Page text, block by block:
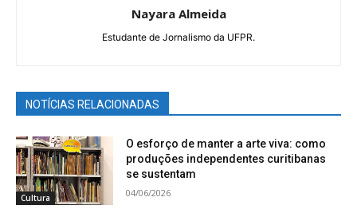
Nayara Almeida
Estudante de Jornalismo da UFPR.
NOTÍCIAS RELACIONADAS
Cultura
O esforço de manter a arte viva: como
produções independentes curitibanas
se sustentam
04/06/2026